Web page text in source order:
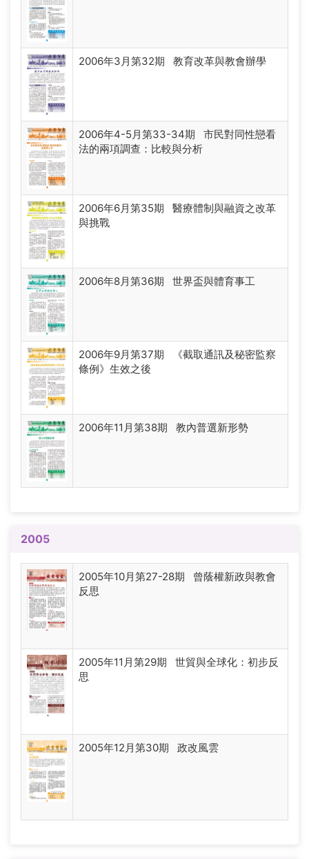
2006年3月第32期 教育改革與教會辦學
2006年4-5月第33-34期 市民對同性戀看
法的兩項調查：比較與分析
2006年6月第35期 醫療體制與融資之改革
與挑戰
2006年8月第36期 世界盃與體育事工
2006年9月第37期 《截取通訊及秘密監察
條例》生效之後
2006年11月第38期 教內普選新形勢
2005
2005年10月第27-28期 曾蔭權新政與教會
反思
2005年11月第29期 世貿與全球化：初步反
思
2005年12月第30期 政改風雲